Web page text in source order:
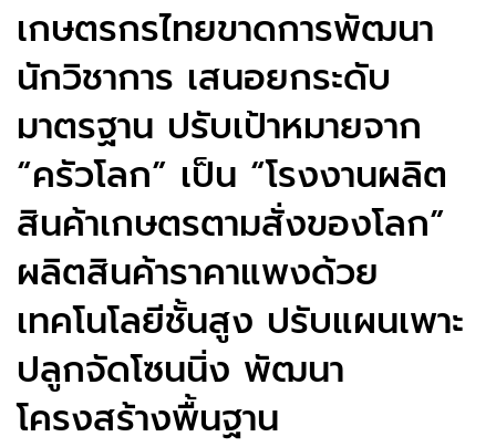
เกษตรกรไทยขาดการพัฒนา
นักวิชาการ เสนอยกระดับ
มาตรฐาน ปรับเป้าหมายจาก
“ครัวโลก” เป็น “โรงงานผลิต
สินค้าเกษตรตามสั่งของโลก”
ผลิตสินค้าราคาแพงด้วย
เทคโนโลยีชั้นสูง ปรับแผนเพาะ
ปลูกจัดโซนนิ่ง พัฒนา
โครงสร้างพื้นฐาน